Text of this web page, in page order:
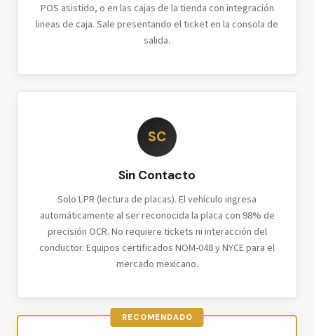
POS asistido, o en las cajas de la tienda con integración
lineas de caja. Sale presentando el ticket en la consola de
salida.
SC
Sin Contacto
Solo LPR (lectura de placas). El vehículo ingresa
automáticamente al ser reconocida la placa con 98% de
precisión OCR. No requiere tickets ni interacción del
conductor. Equipos certificados NOM-048 y NYCE para el
mercado mexicano.
RECOMENDADO